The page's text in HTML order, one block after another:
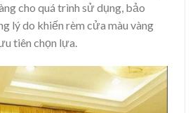
cho quá trình sử dụng, bảo
lý do khiến rèm cửa màu vàng
tiên chọn lựa.